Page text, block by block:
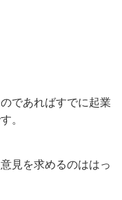
であればすでに起業
。
見を求めるのははっ